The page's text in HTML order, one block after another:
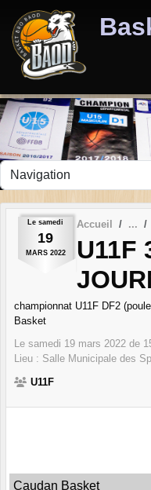
Le samedi
19
MARS 2022
Accueil
U11F
championnat U11F DF2
Basket
Le samedi 19 mars 2022 de
Lieu : Salle Municipale des
U11F
Caudan Basket
Panneau de gestion des